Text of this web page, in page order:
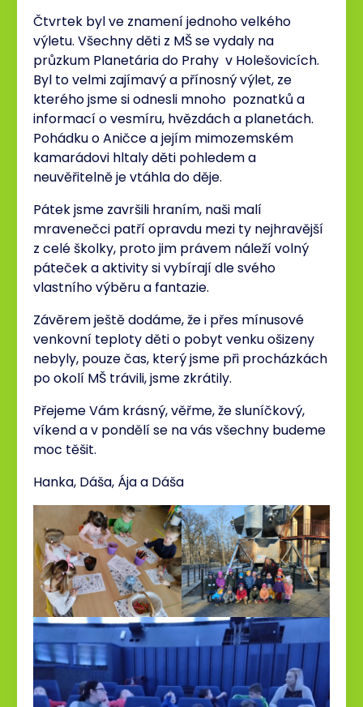
Čtvrtek byl ve znamení jednoho velkého
výletu. Všechny děti z MŠ se vydaly na
průzkum Planetária do Prahy v Holešovicích.
Byl to velmi zajímavý a přínosný výlet, ze
kterého jsme si odnesli mnoho poznatků a
informací o vesmíru, hvězdách a planetách.
Pohádku o Aničce a jejím mimozemském
kamarádovi hltaly děti pohledem a
neuvěřitelně je vtáhla do děje.
Pátek jsme završili hraním, naši malí
mravenečci patří opravdu mezi ty nejhravější
z celé školky, proto jim právem náleží volný
páteček a aktivity si vybírají dle svého
vlastního výběru a fantazie.
Závěrem ještě dodáme, že i přes mínusové
venkovní teploty děti o pobyt venku ošizeny
nebyly, pouze čas, který jsme při procházkách
po okolí MŠ trávili, jsme zkrátily.
Přejeme Vám krásný, věřme, že sluníčkový,
víkend a v pondělí se na vás všechny budeme
moc těšit.
Hanka, Dáša, Ája a Dáša